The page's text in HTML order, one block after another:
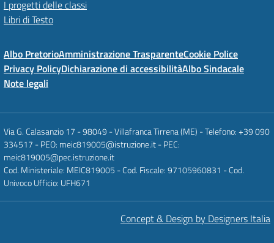
I progetti delle classi
Libri di Testo
Albo PretorioAmministrazione TrasparenteCookie Police
Privacy PolicyDichiarazione di accessibilitàAlbo Sindacale
Note legali
Via G. Calasanzio 17 - 98049 - Villafranca Tirrena (ME) - Telefono: +39 090
334517 - PEO: meic819005@istruzione.it - PEC:
meic819005@pec.istruzione.it
Cod. Ministeriale: MEIC819005 - Cod. Fiscale: 97105960831 - Cod.
Univoco Ufficio: UFH671
Concept & Design by Designers Italia